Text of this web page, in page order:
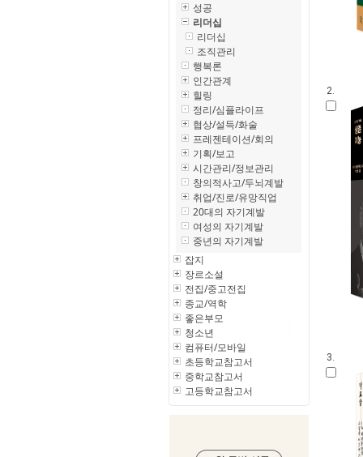
성공
리더십
리더십
조직관리
행복론
인간관계
힐링
정리/심플라이프
협상/설득/화술
프레젠테이션/회의
기획/보고
시간관리/정보관리
창의적사고/두뇌계발
취업/진로/유망직업
20대의 자기계발
여성의 자기계발
중년의 자기계발
잡지
장르소설
전집/중고전집
종교/역학
좋은부모
청소년
컴퓨터/모바일
초등학교참고서
중학교참고서
고등학교참고서
2.
3.